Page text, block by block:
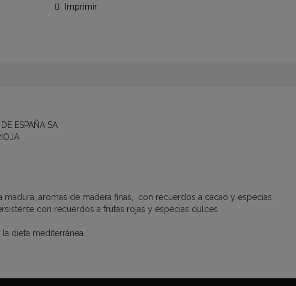
Imprimir
ESPAÑA SA
aromas de madera finas, con recuerdos a cacao y especias.
con recuerdos a frutas rojas y especias dulces.
dieta mediterránea.